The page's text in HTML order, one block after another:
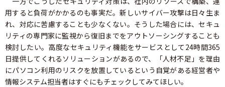
用すると負荷がかかるのも事実だ。新しいサイバー攻撃は日々生ま
れ、対応に苦慮することも少なくない。そうした場合には、セキュ
リティの専門家に監視から復旧までをアウトソーシングすることも
検討したい。高度なセキュリティ機能をサービスとして24時間365
日提供してくれるソリューションがあるので、「人材不足」を理由
にパソコン利用のリスクを放置しているという自覚がある経営者や
情報システム担当者はすぐにもチェックしてみてほしい。